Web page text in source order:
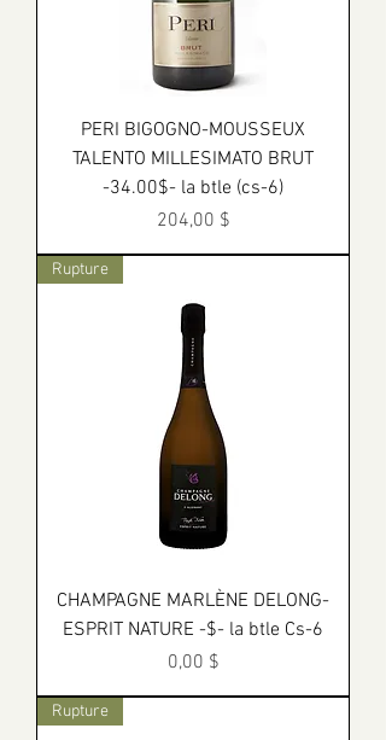
PERI BIGOGNO-MOUSSEUX
TALENTO MILLESIMATO BRUT
-34.00$- la btle (cs-6)
Prix
204,00 $
Rupture
CHAMPAGNE MARLÈNE DELONG-
ESPRIT NATURE -$- la btle Cs-6
Prix
0,00 $
Rupture